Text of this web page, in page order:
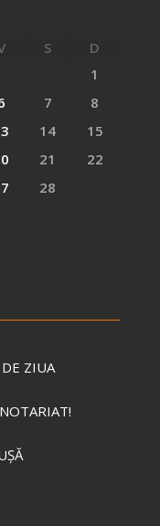
S
D
1
7
8
14
15
21
22
28
ZIUA